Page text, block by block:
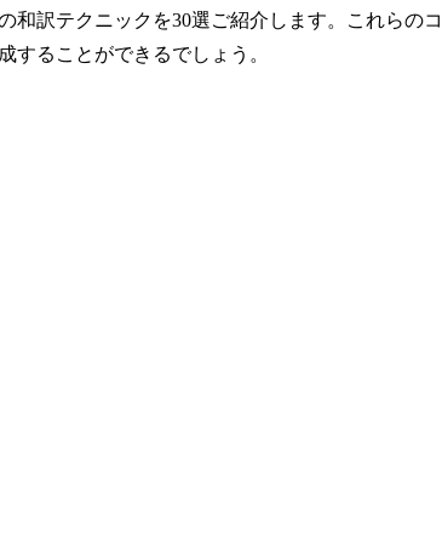
和訳テクニックを30選ご紹介します。これらのコ
することができるでしょう。